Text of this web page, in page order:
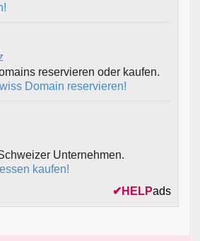
reservieren oder kaufen.
Domain reservieren!
Unternehmen.
kaufen!
✔ HELPads